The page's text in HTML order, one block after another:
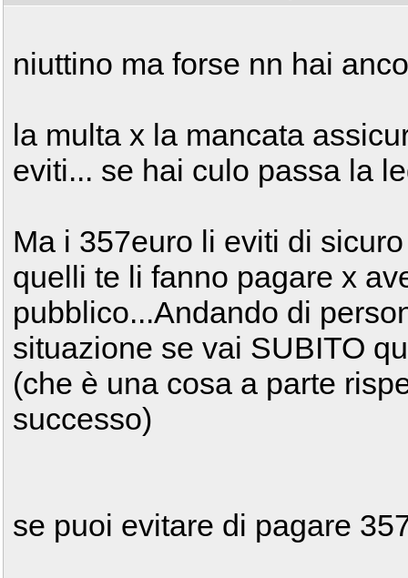
niuttino ma forse nn hai
la multa x la mancata
eviti... se hai culo passa la
Ma i 357euro li eviti di
quelli te li fanno pagare x
pubblico...Andando di
situazione se vai SUBITO
(che è una cosa a parte
successo)
se puoi evitare di pagare